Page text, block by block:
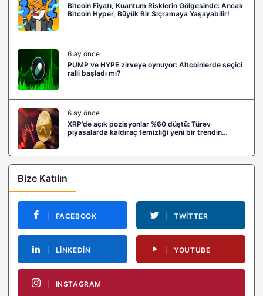
Bitcoin Fiyatı, Kuantum Risklerin Gölgesinde: Ancak
Bitcoin Hyper, Büyük Bir Sıçramaya Yaşayabilir!
6 ay önce
PUMP ve HYPE zirveye oynuyor: Altcoinlerde seçici
ralli başladı mı?
6 ay önce
XRP’de açık pozisyonlar %60 düştü: Türev
piyasalarda kaldıraç temizliği yeni bir trendin
Bize Katılın
FACEBOOK TWITTER
LINKEDIN YOUTUBE
INSTAGRAM